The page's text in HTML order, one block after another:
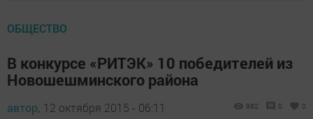
ОБЩЕСТВО
В конкурсе «РИТЭК» 10 победителей из
Новошешминского района
автор, 12 октября 2015 - 06:11 982 0 0